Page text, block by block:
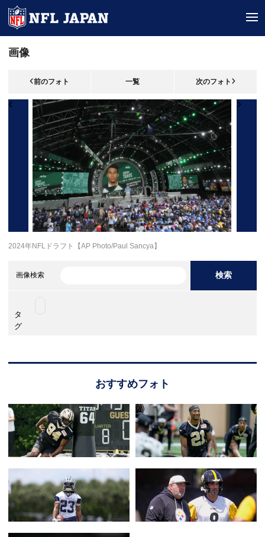
画像
前のフォト 一覧 次のフォト
2024年NFLドラフト【AP Photo/Paul Sancya】
画像検索 検索
タ
グ
おすすめフォト